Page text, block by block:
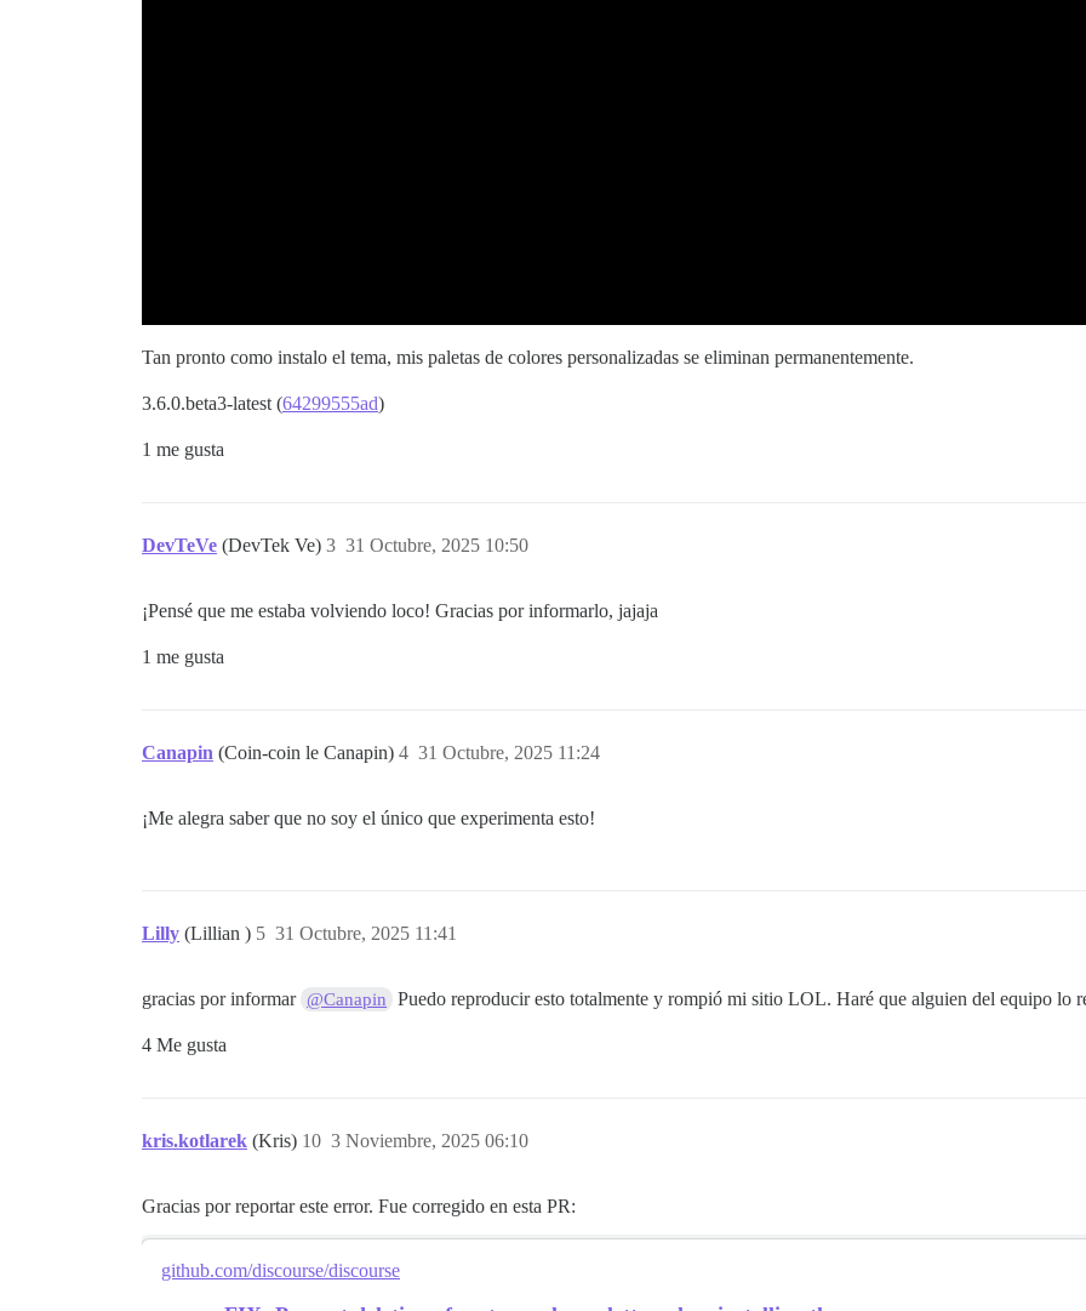
Tan pronto como instalo el tema, mis paletas de colores personalizadas se eliminan permanentemente.
3.6.0.beta3-latest (64299555ad)
1 me gusta
DevTeVe (DevTek Ve) 31 Octubre, 2025 10:50
3
¡Pensé que me estaba volviendo loco! Gracias por informarlo, jajaja
1 me gusta
Canapin (Coin-coin le Canapin) 31 Octubre, 2025 11:24
4
¡Me alegra saber que no soy el único que experimenta esto!
Lilly (Lillian ) 31 Octubre, 2025 11:41
5
gracias por informar @Canapin Puedo reproducir esto totalmente y rompió mi sitio LOL. Haré que alguien del equipo lo
4 Me gusta
kris.kotlarek (Kris) 3 Noviembre, 2025 06:10
10
Gracias por reportar este error. Fue corregido en esta PR:
github.com/discourse/discourse